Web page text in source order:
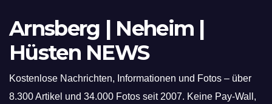
Arnsberg | Neheim |
Hüsten NEWS
Kostenlose Nachrichten, Informationen und Fotos – über
8.300 Artikel und 34.000 Fotos seit 2007. Keine Pay-Wall,